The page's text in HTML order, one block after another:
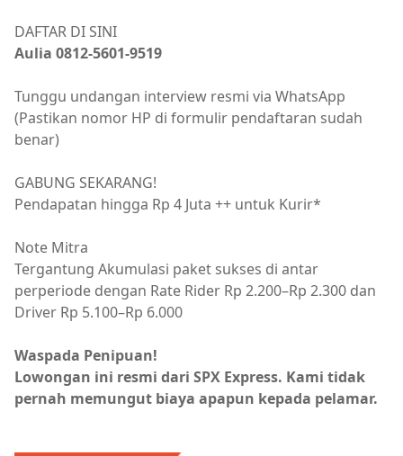
DAFTAR DI SINI
Aulia 0812-5601-9519
Tunggu undangan interview resmi via WhatsApp
(Pastikan nomor HP di formulir pendaftaran sudah
benar)
GABUNG SEKARANG!
Pendapatan hingga Rp 4 Juta ++ untuk Kurir*
Note Mitra
Tergantung Akumulasi paket sukses di antar
perperiode dengan Rate Rider Rp 2.200–Rp 2.300 dan
Driver Rp 5.100–Rp 6.000
Waspada Penipuan!
Lowongan ini resmi dari SPX Express. Kami tidak
pernah memungut biaya apapun kepada pelamar.